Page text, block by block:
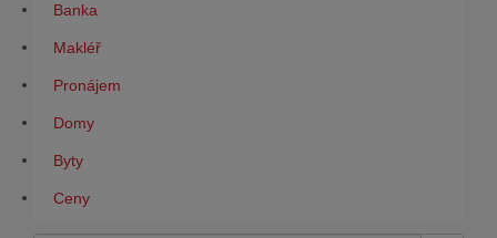
Banka
Makléř
Pronájem
Domy
Byty
Ceny